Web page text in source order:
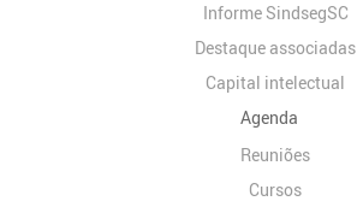
Informe SindsegSC
Destaque associadas
Capital intelectual
Agenda
Reuniões
Cursos